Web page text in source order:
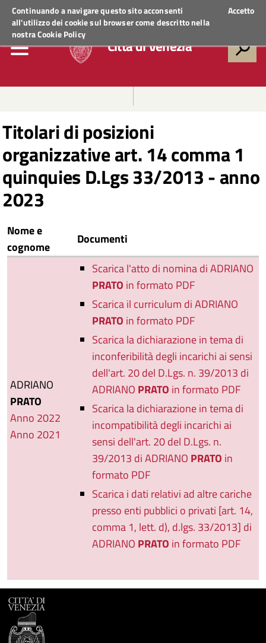
Continuando a navigare questo sito acconsenti
all'utilizzo dei cookie sul browser come descritto nella
nostraCookie Policy
Accetto
Regione VenetoACCEDI AI SERVIZI
Città di Venezia
Titolari di posizioni
organizzative art. 14 comma 1
quinquies D.Lgs 33/2013 - anno
2023
Nome e
cognome
Documenti
ADRIANO
PRATO
Anno 2022
Anno 2021
Scarica l'atto di nomina di ADRIANO
PRATO in formato PDF
Scarica il curriculum di ADRIANO
PRATO in formato PDF
Scarica la dichiarazione in tema di
inconferibilità degli incarichi ai sensi
dell'art. 20 del D.Lgs. n. 39/2013 di
ADRIANO PRATO in formato PDF
Scarica la dichiarazione in tema di
incompatibilità degli incarichi ai
sensi dell'art. 20 del D.Lgs. n.
39/2013 di ADRIANO PRATO in
formato PDF
Scarica i dati relativi ad altre cariche
presso enti pubblici o privati [art. 14,
comma 1, lett. d), d.lgs. 33/2013] di
ADRIANO PRATO in formato PDF